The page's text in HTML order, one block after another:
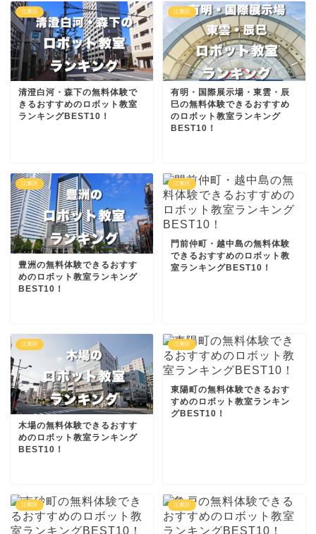
江東区
清澄白河・森下の無料体験で
きるおすすめのロボット教室
ランキングBEST10！
江東区
有明・国際展示場・東雲・辰
巳の無料体験できるおすすめ
のロボット教室ランキング
BEST10！
江東区
豊洲の無料体験できるおすす
めのロボット教室ランキング
BEST10！
江東区
門前仲町・越中島の無料体験
できるおすすめのロボット教
室ランキングBEST10！
江東区
木場の無料体験できるおすす
めのロボット教室ランキング
BEST10！
江東区
東陽町の無料体験できるおす
すめのロボット教室ランキン
グBEST10！
江東区 江東区